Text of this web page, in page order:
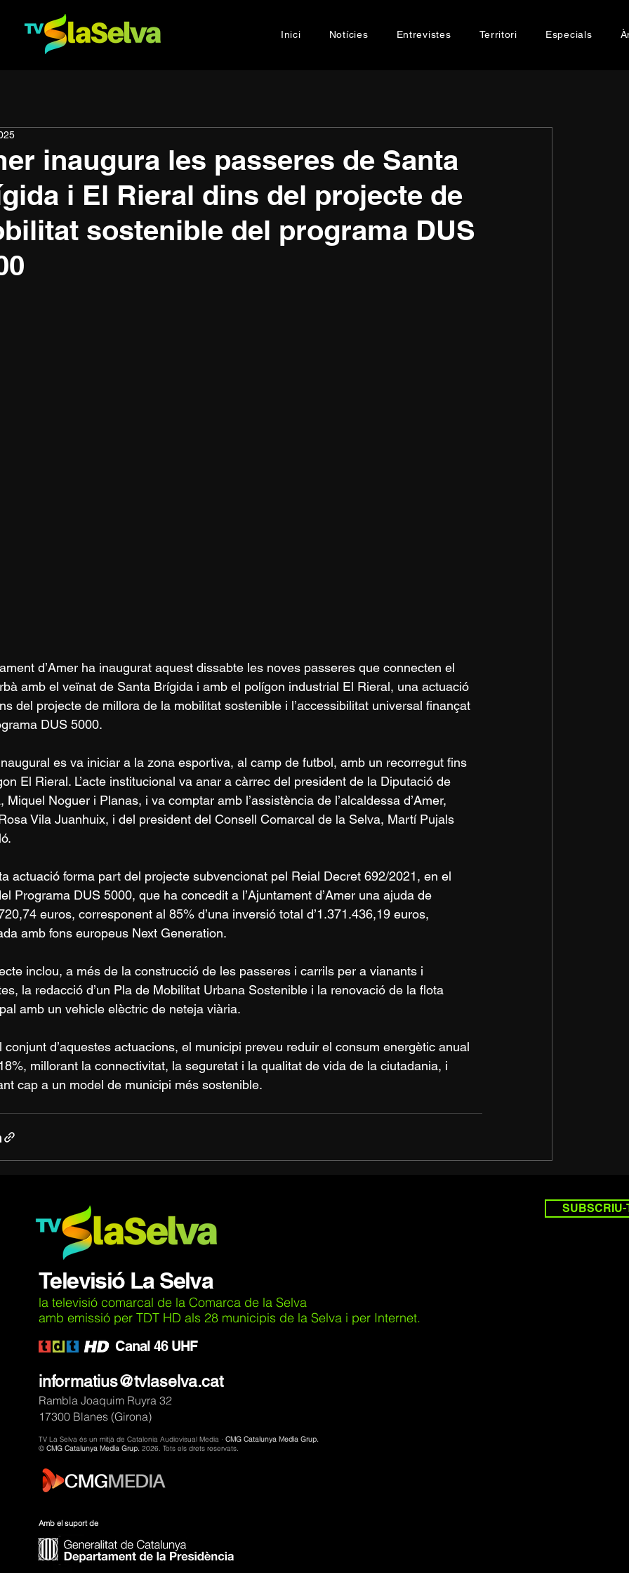
Inici Notícies Entrevistes Territori Especials
inaugura les passeres de Santa
i El Rieral dins del projecte de
sostenible del programa DUS
d’Amer ha inaugurat aquest dissabte les noves passeres que connecten el
amb el veïnat de Santa Brígida i amb el polígon industrial El Rieral, una actuació
del projecte de millora de la mobilitat sostenible i l’accessibilitat universal finançat
DUS 5000.
inaugural es va iniciar a la zona esportiva, al camp de futbol, amb un recorregut fins
El Rieral. L’acte institucional va anar a càrrec del president de la Diputació de
Miquel Noguer i Planas, i va comptar amb l’assistència de l’alcaldessa d’Amer,
Vila Juanhuix, i del president del Consell Comarcal de la Selva, Martí Pujals
actuació forma part del projecte subvencionat pel Reial Decret 692/2021, en el
Programa DUS 5000, que ha concedit a l’Ajuntament d’Amer una ajuda de
euros, corresponent al 85% d’una inversió total d’1.371.436,19 euros,
amb fons europeus Next Generation.
inclou, a més de la construcció de les passeres i carrils per a vianants i
la redacció d’un Pla de Mobilitat Urbana Sostenible i la renovació de la flota
amb un vehicle elèctric de neteja viària.
conjunt d’aquestes actuacions, el municipi preveu reduir el consum energètic anual
millorant la connectivitat, la seguretat i la qualitat de vida de la ciutadania, i
cap a un model de municipi més sostenible.
Televisió La Selva
la televisió comarcal de la Comarca de la Selva
amb emissió per TDT HD als 28 municipis de la Selva i per Internet.
Canal 46 UHF
informatius@tvlaselva.cat
Rambla Joaquim Ruyra 32
17300 Blanes (Girona)
TV La Selva és un mitjà de Catalonia Audiovisual Media · CMG Catalunya Media Grup.
© CMG Catalunya Media Grup. 2026. Tots els drets reservats.
Amb el suport de
SUBSCRIU-